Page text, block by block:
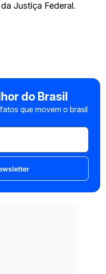
Justiça Federal.
do Brasil
que movem o brasil